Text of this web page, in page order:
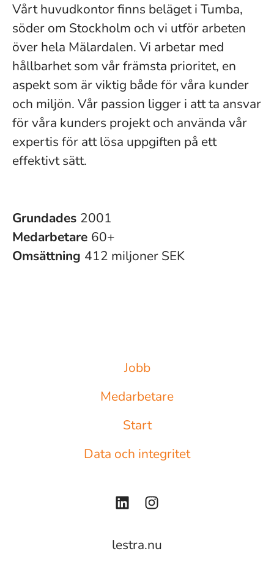
Vårt huvudkontor finns beläget i Tumba,
söder om Stockholm och vi utför arbeten
över hela Mälardalen. Vi arbetar med
hållbarhet som vår främsta prioritet, en
aspekt som är viktig både för våra kunder
och miljön. Vår passion ligger i att ta ansvar
för våra kunders projekt och använda vår
expertis för att lösa uppgiften på ett
effektivt sätt.
Grundades 2001
Medarbetare 60+
Omsättning 412 miljoner SEK
Jobb
Medarbetare
Start
Data och integritet
lestra.nu